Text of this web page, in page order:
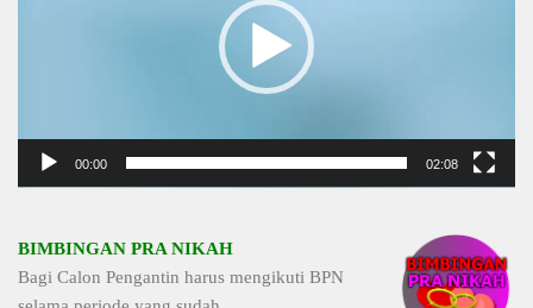
00:00 02:08
BIMBINGAN PRA NIKAH
Bagi Calon Pengantin harus mengikuti BPN